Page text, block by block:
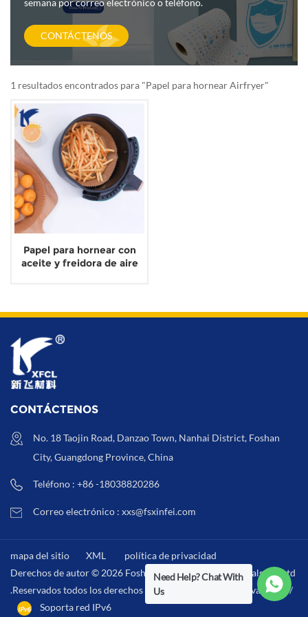
semana por correo electrónico o teléfono.
CONTÁCTENOS
1 resultados encontrados para "Papel para hornear Airfryer"
Papel para hornear con
aceite y freidora de aire
CONTÁCTENOS
No. 18 Taojin Road, Danzao Town, Nanhai District, Foshan
City, Guangdong Province, China
Teléfono : +86 -18038820286
Correo electrónico : xxs@fsxinfei.com
mapa del sitio XML
política de privacidad
Derechos de autor © 2026 Foshan Xinfei Hygiene Materials Co.,Ltd
.Reservados todos los derechos . / XML política de privacidad /
Soporta red IPv6
Need Help? Chat With
Us